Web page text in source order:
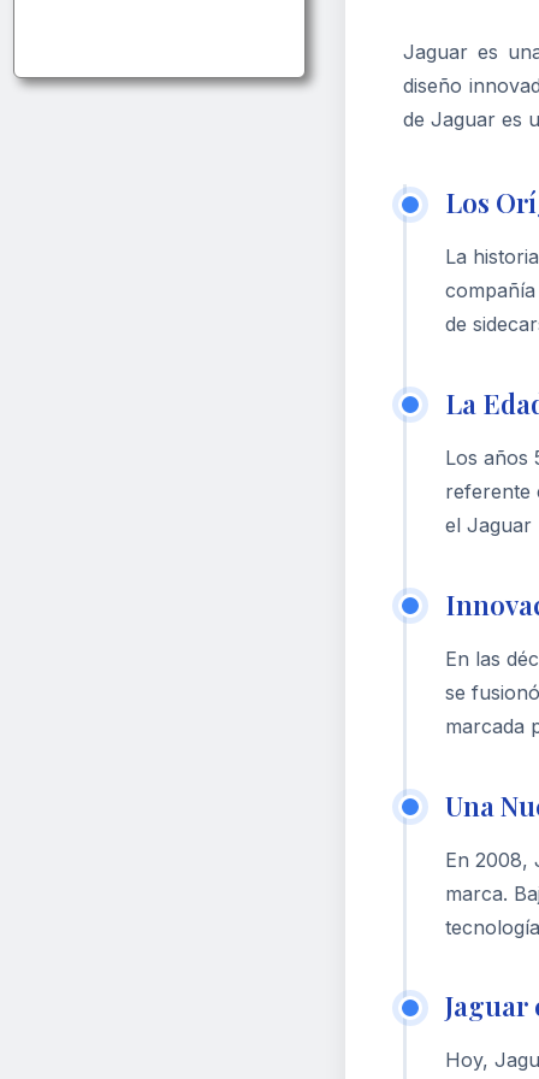
Jaguar es
diseño
de Jaguar es
Los
La
de
La
Los años
referente
el Jaguar
En las
se
marcada
Una
En 2008,
marca.
Jaguar
Hoy,